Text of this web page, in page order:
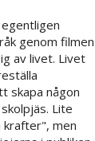
genom filmen
av livet. Livet
skapa någon
Lite
krafter", men